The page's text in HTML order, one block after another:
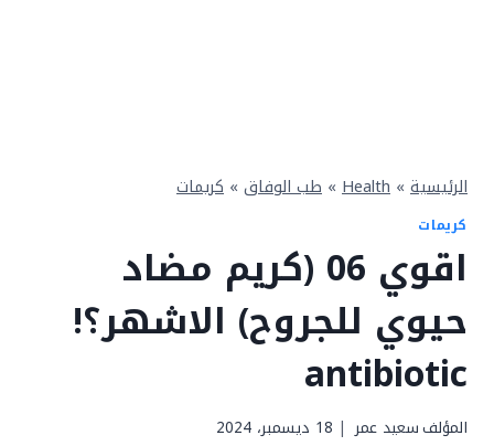
الرئيسية »
Health
» طب الوفاق » كريمات
كريمات
اقوي 06 (كريم مضاد
حيوي للجروح) الاشهر؟!
antibiotic
المؤلفسعيد عمر 18 ديسمبر، 2024